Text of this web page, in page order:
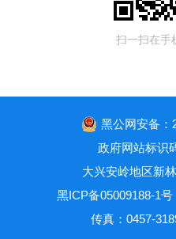
扫一扫在手
黑公网安备：
政府网站标识
大兴安岭地区新
黑ICP备05009188-1号
传真：0457-